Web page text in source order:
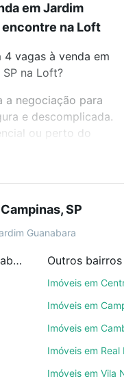
em Jardim
encontre na Loft
vagas à venda em
na Loft?
a negociação para
e descomplicada.
ou perto do
à venda em
para conquistar
e você
corretores e
favoritos. Você
quantidade de
de garagem para
SP
Guanabara
Mais imóveis em Jardim Guanabara Outros bairros
Imóveis em Centro
Imóveis em
Imóveis em Cambuí
Imóveis em Real
Imóveis em Vila